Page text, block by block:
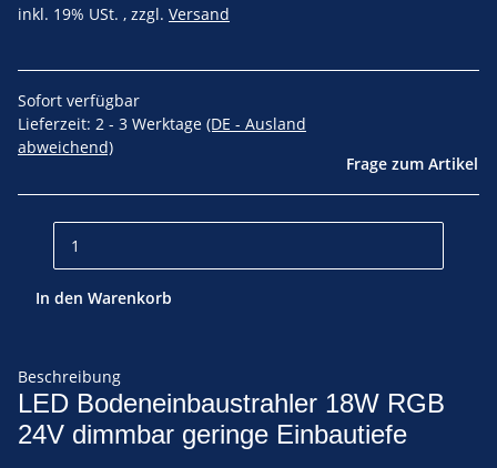
inkl. 19% USt. , zzgl. Versand
Sofort verfügbar
Lieferzeit: 2 - 3 Werktage (DE - Ausland
abweichend)
Frage zum Artikel
In den Warenkorb
Beschreibung
LED Bodeneinbaustrahler 18W RGB
24V dimmbar geringe Einbautiefe